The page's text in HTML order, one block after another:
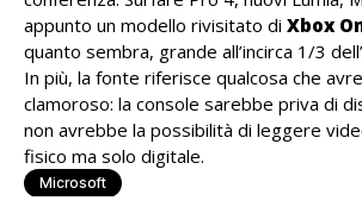
appunto un modello rivisitato di Xbox
quanto sembra, grande all’incirca 1/3
In più, la fonte riferisce qualcosa che
clamoroso: la console sarebbe priva di
non avrebbe la possibilità di leggere
fisico ma solo digitale.
Microsoft